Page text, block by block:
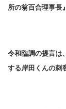
所の翁百合理事長
令和臨調の提言は
する岸田くんの刺